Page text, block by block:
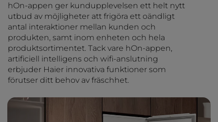
hOn-appen ger kundupplevelsen ett helt nytt
utbud av möjligheter att frigöra ett oändligt
antal interaktioner mellan kunden och
produkten, samt inom enheten och hela
produktsortimentet. Tack vare hOn-appen,
artificiell intelligens och wifi-anslutning
erbjuder Haier innovativa funktioner som
förutser ditt behov av fräschhet.